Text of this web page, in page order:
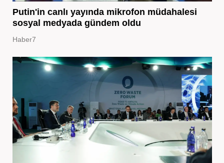
Putin'in canlı yayında mikrofon müdahalesi
sosyal medyada gündem oldu
Haber7